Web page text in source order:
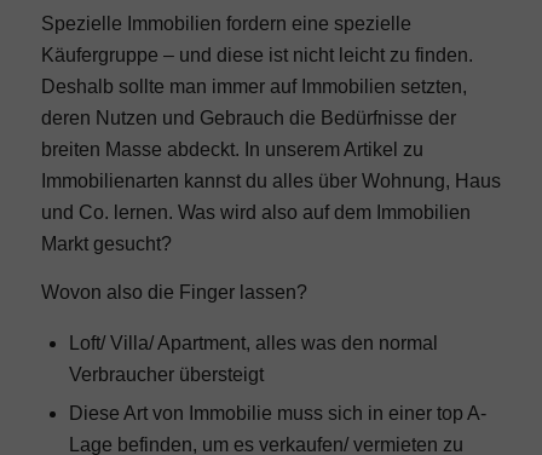
Spezielle Immobilien fordern eine spezielle
Käufergruppe – und diese ist nicht leicht zu finden.
Deshalb sollte man immer auf Immobilien setzten,
deren Nutzen und Gebrauch die Bedürfnisse der
breiten Masse abdeckt. In unserem Artikel zu
Immobilienarten kannst du alles über Wohnung, Haus
und Co. lernen. Was wird also auf dem Immobilien
Markt gesucht?
Wovon also die Finger lassen?
Loft/ Villa/ Apartment, alles was den normal
Verbraucher übersteigt
Diese Art von Immobilie muss sich in einer top A-
Lage befinden, um es verkaufen/ vermieten zu